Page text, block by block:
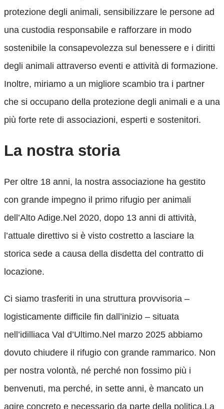
protezione degli animali, sensibilizzare le persone ad
una custodia responsabile e rafforzare in modo
sostenibile la consapevolezza sul benessere e i diritti
degli animali attraverso eventi e attività di formazione.
Inoltre, miriamo a un migliore scambio tra i partner
che si occupano della protezione degli animali e a una
più forte rete di associazioni, esperti e sostenitori.
La nostra storia
Per oltre 18 anni, la nostra associazione ha gestito
con grande impegno il primo rifugio per animali
dell’Alto Adige.Nel 2020, dopo 13 anni di attività,
l’attuale direttivo si è visto costretto a lasciare la
storica sede a causa della disdetta del contratto di
locazione.
Ci siamo trasferiti in una struttura provvisoria –
logisticamente difficile fin dall’inizio – situata
nell’idilliaca Val d’Ultimo.Nel marzo 2025 abbiamo
dovuto chiudere il rifugio con grande rammarico. Non
per nostra volontà, né perché non fossimo più i
benvenuti, ma perché, in sette anni, è mancato un
agire concreto e necessario da parte della politica.La